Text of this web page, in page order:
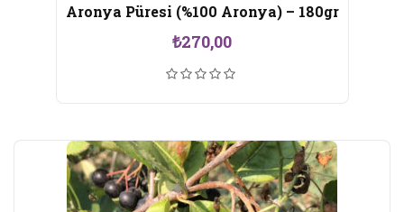
Aronya Püresi (%100 Aronya) – 180gr
₺270,00